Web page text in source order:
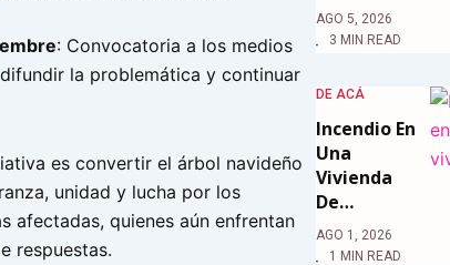
: Convocatoria a los medios
la problemática y continuar
es convertir el árbol navideño
unidad y lucha por los
afectadas, quienes aún enfrentan
respuestas.
AGO 5, 2026
3 MIN READ
DE ACÁ
Incendio En
Una
Vivienda
De…
AGO 1, 2026
1 MIN READ